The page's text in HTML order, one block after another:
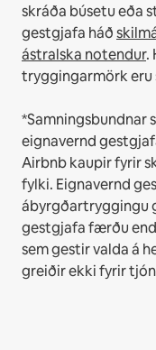
skráða búsetu eða
gestgjafa háð
ástralska notendur.
tryggingarmörk eru
*Samningsbundnar
eignavernd
Airbnb kaupir fyrir
fylki. Eignavernd
ábyrgðartryggingu
gestgjafa færðu
sem gestir valda á
greiðir ekki fyrir